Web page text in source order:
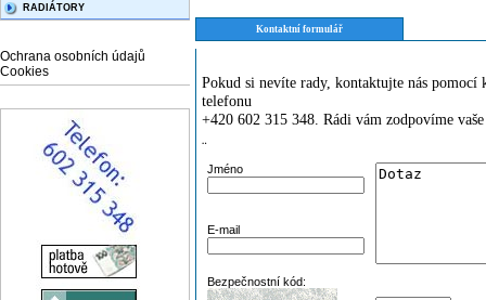
RADIÁTORY
Ochrana osobních údajů
Cookies
Kontaktní formulář
Pokud si nevíte rady, kontaktujte nás
telefonu
+420 602 315 348. Rádi vám zodpovíme
¨
Jméno
E-mail
Bezpečnostní kód: